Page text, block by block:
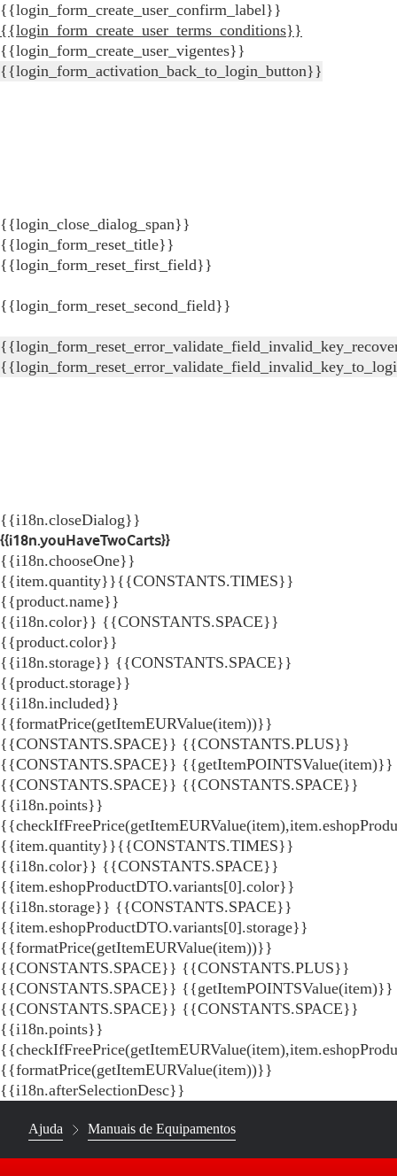
{{login_form_create_user_confirm_label}}
{{login_form_create_user_terms_conditions}}
{{login_form_create_user_vigentes}}
{{login_form_activation_back_to_login_button}}
{{login_close_dialog_span}}
{{login_form_reset_title}}
{{login_form_reset_first_field}}
{{login_form_reset_second_field}}
{{i18n.closeDialog}}
{{i18n.youHaveTwoCarts}}
{{i18n.chooseOne}}
{{item.quantity}}{{CONSTANTS.TIMES}}
{{product.name}}
{{i18n.color}} {{CONSTANTS.SPACE}}
{{product.color}}
{{i18n.storage}} {{CONSTANTS.SPACE}}
{{product.storage}}
{{i18n.included}}
{{formatPrice(getItemEURValue(item))}}
{{CONSTANTS.SPACE}} {{CONSTANTS.PLUS}}
{{CONSTANTS.SPACE}} {{getItemPOINTSValue(item)}}
{{CONSTANTS.SPACE}} {{CONSTANTS.SPACE}}
{{i18n.points}}
{{item.quantity}}{{CONSTANTS.TIMES}}
{{i18n.color}} {{CONSTANTS.SPACE}}
{{item.eshopProductDTO.variants[0].color}}
{{i18n.storage}} {{CONSTANTS.SPACE}}
{{item.eshopProductDTO.variants[0].storage}}
{{formatPrice(getItemEURValue(item))}}
{{CONSTANTS.SPACE}} {{CONSTANTS.PLUS}}
{{CONSTANTS.SPACE}} {{getItemPOINTSValue(item)}}
{{CONSTANTS.SPACE}} {{CONSTANTS.SPACE}}
{{i18n.points}}
{{formatPrice(getItemEURValue(item))}}
{{i18n.afterSelectionDesc}}
Ajuda Manuais de Equipamentos